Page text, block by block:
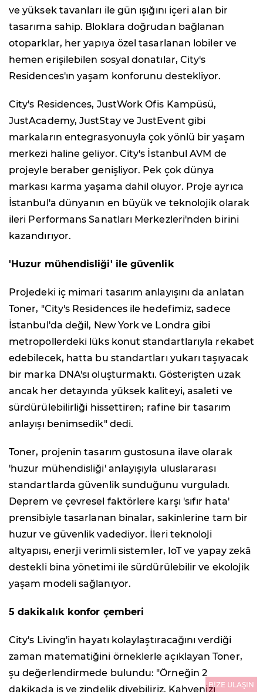
ve yüksek tavanları ile gün ışığını içeri alan bir
tasarıma sahip. Bloklara doğrudan bağlanan
otoparklar, her yapıya özel tasarlanan lobiler ve
hemen erişilebilen sosyal donatılar, City's
Residences'ın yaşam konforunu destekliyor.
City's Residences, JustWork Ofis Kampüsü,
JustAcademy, JustStay ve JustEvent gibi
markaların entegrasyonuyla çok yönlü bir yaşam
merkezi haline geliyor. City's İstanbul AVM de
projeyle beraber genişliyor. Pek çok dünya
markası karma yaşama dahil oluyor. Proje ayrıca
İstanbul'a dünyanın en büyük ve teknolojik olarak
ileri Performans Sanatları Merkezleri'nden birini
kazandırıyor.
'Huzur mühendisliği' ile güvenlik
Projedeki iç mimari tasarım anlayışını da anlatan
Toner, "City's Residences ile hedefimiz, sadece
İstanbul'da değil, New York ve Londra gibi
metropollerdeki lüks konut standartlarıyla rekabet
edebilecek, hatta bu standartları yukarı taşıyacak
bir marka DNA'sı oluşturmaktı. Gösterişten uzak
ancak her detayında yüksek kaliteyi, asaleti ve
sürdürülebilirliği hissettiren; rafine bir tasarım
anlayışı benimsedik" dedi.
Toner, projenin tasarım gustosuna ilave olarak
'huzur mühendisliği' anlayışıyla uluslararası
standartlarda güvenlik sunduğunu vurguladı.
Deprem ve çevresel faktörlere karşı 'sıfır hata'
prensibiyle tasarlanan binalar, sakinlerine tam bir
huzur ve güvenlik vadediyor. İleri teknoloji
altyapısı, enerji verimli sistemler, IoT ve yapay zekâ
destekli bina yönetimi ile sürdürülebilir ve ekolojik
yaşam modeli sağlanıyor.
5 dakikalık konfor çemberi
City's Living'in hayatı kolaylaştıracağını verdiği
zaman matematiğini örneklerle açıklayan Toner,
şu değerlendirmede bulundu: "Örneğin 2
dakikada iş ve zindelik diyebiliriz. KahveniziBİZE ULAŞIN